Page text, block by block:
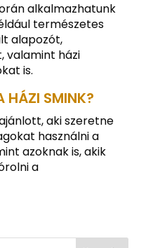
alkalmazhatunk
természetes
alapozót,
valamint házi
is.
HÁZI SMINK?
aki szeretne
használni a
azoknak is, akik
a